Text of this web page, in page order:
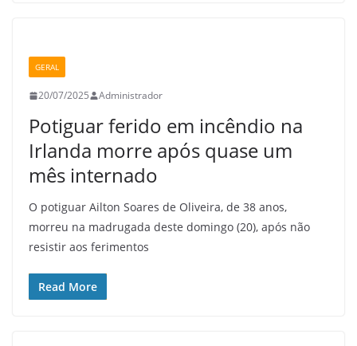
GERAL
20/07/2025 Administrador
Potiguar ferido em incêndio na
Irlanda morre após quase um
mês internado
O potiguar Ailton Soares de Oliveira, de 38 anos,
morreu na madrugada deste domingo (20), após não
resistir aos ferimentos
Read More